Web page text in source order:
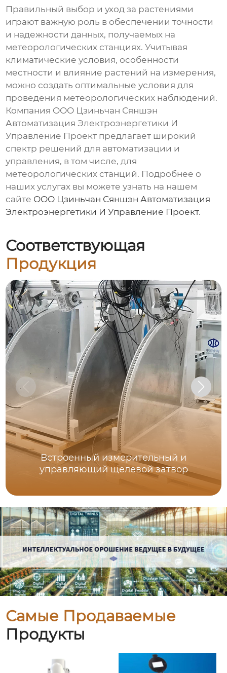
Правильный выбор и уход за растениями
играют важную роль в обеспечении точности
и надежности данных, получаемых на
метеорологических станциях. Учитывая
климатические условия, особенности
местности и влияние растений на измерения,
можно создать оптимальные условия для
проведения метеорологических наблюдений.
Компания ООО Цзиньчан Сяншэн
Автоматизация Электроэнергетики И
Управление Проект предлагает широкий
спектр решений для автоматизации и
управления, в том числе, для
метеорологических станций. Подробнее о
наших услугах вы можете узнать на нашем
сайте ООО Цзиньчан Сяншэн Автоматизация
Электроэнергетики И Управление Проект.
Соответствующая
Продукция
Встроенный измерительный и
управляющий щелевой затвор
Самые Продаваемые
Продукты